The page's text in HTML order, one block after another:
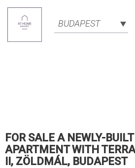
BUDAPEST
FOR SALE A NEWLY-
APARTMENT WITH
II, ZÖLDMÁL, BUDAPEST